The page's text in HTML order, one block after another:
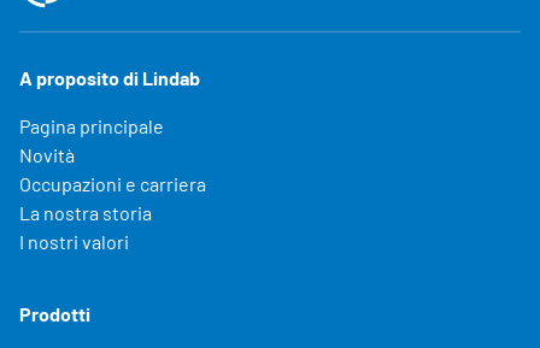
A proposito di Lindab
Pagina principale
Novità
Occupazioni e carriera
La nostra storia
I nostri valori
Prodotti